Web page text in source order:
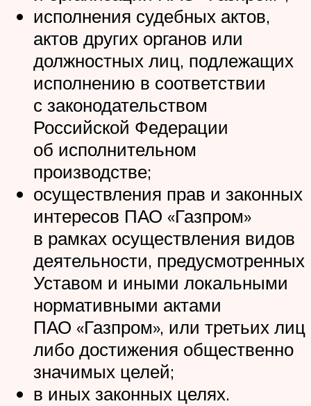
исполнения судебных актов,
актов других органов или
должностных лиц, подлежащих
исполнению в соответствии
с законодательством
Российской Федерации
об исполнительном
производстве;
осуществления прав и законных
интересов ПАО «Газпром»
в рамках осуществления видов
деятельности, предусмотренных
Уставом и иными локальными
нормативными актами
ПАО «Газпром», или третьих лиц
либо достижения общественно
значимых целей;
в иных законных целях.